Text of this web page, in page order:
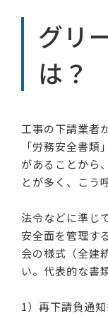
グリ
は？
工事の下請業者
「労務安全書
があることから
とが多く、こう
法令などに準じ
安全面を管理す
会の様式（全建
い。代表的な書
1）再下請負通知